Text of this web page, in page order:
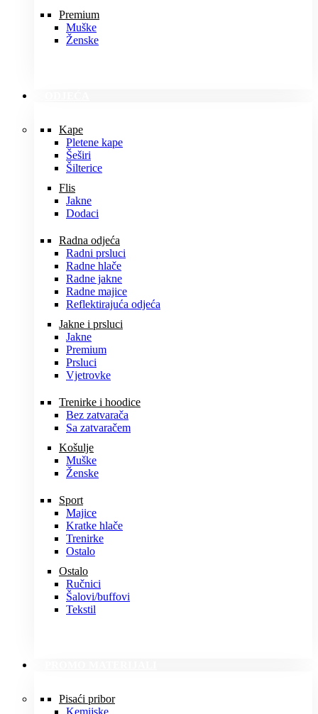
Premium
Muške
Ženske
Kape
Pletene kape
Šeširi
Šilterice
Flis
Jakne
Dodaci
Radna odjeća
Radni prsluci
Radne hlače
Radne jakne
Radne majice
Reflektirajuća odjeća
Jakne i prsluci
Jakne
Premium
Prsluci
Vjetrovke
Trenirke i hoodice
Bez zatvarača
Sa zatvaračem
Košulje
Muške
Ženske
Sport
Majice
Kratke hlače
Trenirke
Ostalo
Ostalo
Ručnici
Šalovi/buffovi
Tekstil
Pisaći pribor
Kemijske